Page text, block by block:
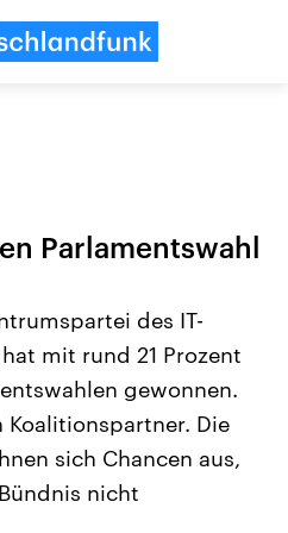
aus
Aktuelle Beiträge,
Hintergründe
Wirtschaftlich und
gehören die Vereinigten
Parlamentswahl
des IT-
mit rund 21 Prozent
gewonnen.
Koalitionspartner. Die
sich Chancen aus,
nicht